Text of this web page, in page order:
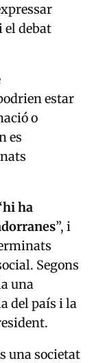
el debat
estar
o
es
hi ha
”, i
Segons
una
del país i la
una societat